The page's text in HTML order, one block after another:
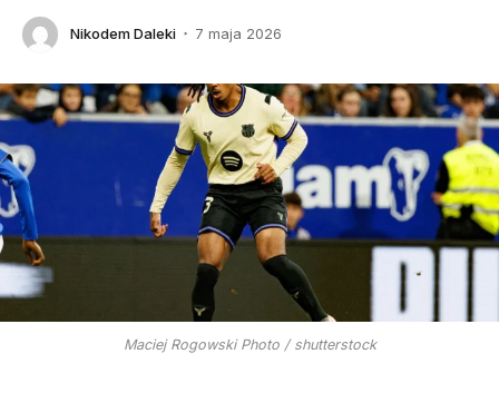
Nikodem Daleki 7 maja 2026
Maciej Rogowski Photo / shutterstock